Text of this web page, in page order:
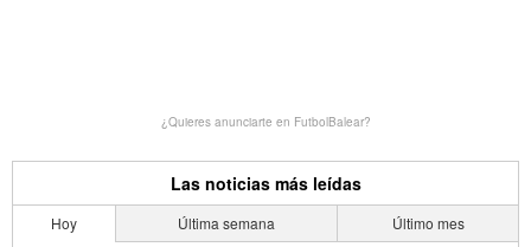
¿Quieres anunciarte en FutbolBalear?
Las noticias más leídas
Hoy Última semana Último mes